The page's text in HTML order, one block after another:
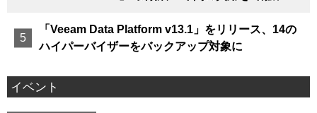
「Veeam Data Platform v13.1」をリリース、14の
ハイパーバイザーをバックアップ対象に
イベント